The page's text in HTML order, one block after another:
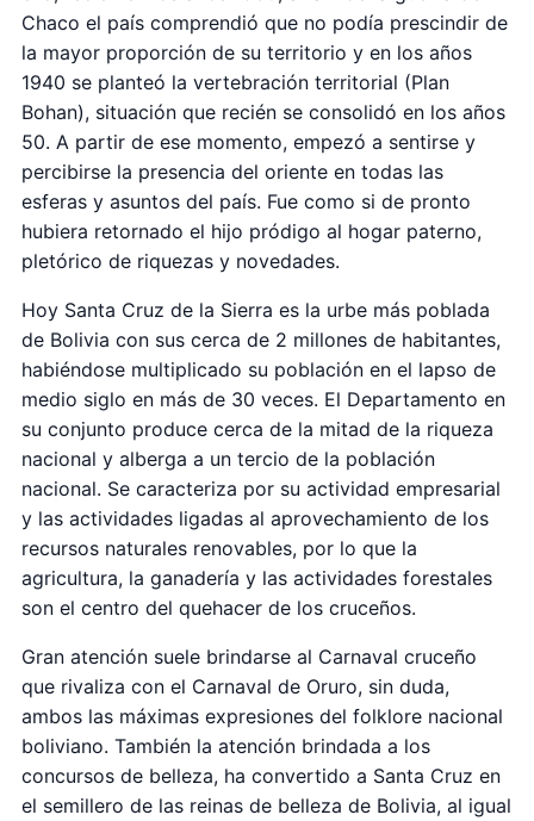
Chaco el país comprendió que no podía prescindir de
la mayor proporción de su territorio y en los años
1940 se planteó la vertebración territorial (Plan
Bohan), situación que recién se consolidó en los años
50. A partir de ese momento, empezó a sentirse y
percibirse la presencia del oriente en todas las
esferas y asuntos del país. Fue como si de pronto
hubiera retornado el hijo pródigo al hogar paterno,
pletórico de riquezas y novedades.
Hoy Santa Cruz de la Sierra es la urbe más poblada
de Bolivia con sus cerca de 2 millones de habitantes,
habiéndose multiplicado su población en el lapso de
medio siglo en más de 30 veces. El Departamento en
su conjunto produce cerca de la mitad de la riqueza
nacional y alberga a un tercio de la población
nacional. Se caracteriza por su actividad empresarial
y las actividades ligadas al aprovechamiento de los
recursos naturales renovables, por lo que la
agricultura, la ganadería y las actividades forestales
son el centro del quehacer de los cruceños.
Gran atención suele brindarse al Carnaval cruceño
que rivaliza con el Carnaval de Oruro, sin duda,
ambos las máximas expresiones del folklore nacional
boliviano. También la atención brindada a los
concursos de belleza, ha convertido a Santa Cruz en
el semillero de las reinas de belleza de Bolivia, al igual